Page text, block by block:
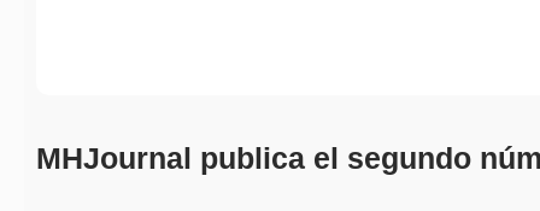
MHJournal publica el segundo